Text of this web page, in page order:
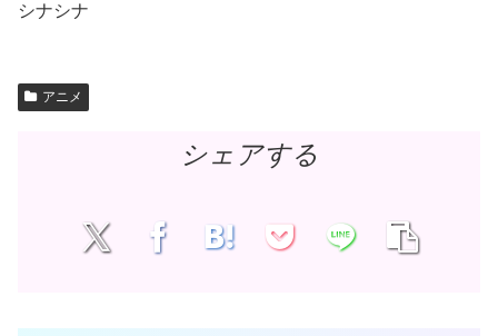
シナシナ
アニメ
シェアする